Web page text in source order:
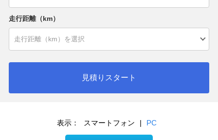
走行距離（km）
見積りスタート
表示： スマートフォン | PC